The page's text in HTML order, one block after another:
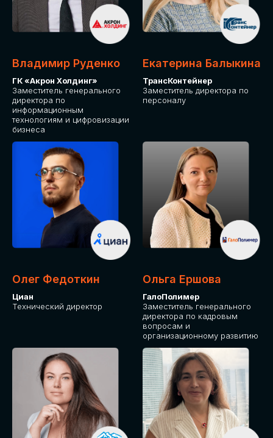
Владимир Руденко
ГК «Акрон Холдинг»
Заместитель генерального
директора по
информационным
технологиям и цифровизации
бизнеса
Екатерина Балыкина
ТрансКонтейнер
Заместитель директора по
персоналу
Олег Федоткин
Циан
Технический директор
Ольга Ершова
ГалоПолимер
Заместитель генерального
директора по кадровым
вопросам и
организационному развитию